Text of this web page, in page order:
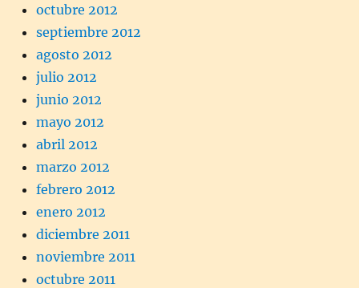
octubre 2012
septiembre 2012
agosto 2012
julio 2012
junio 2012
mayo 2012
abril 2012
marzo 2012
febrero 2012
enero 2012
diciembre 2011
noviembre 2011
octubre 2011